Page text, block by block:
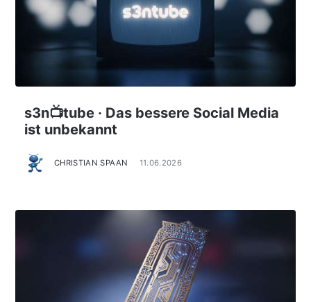
s3n📺tube · Das bessere Social Media
ist unbekannt
CHRISTIAN SPAAN 11.06.2026